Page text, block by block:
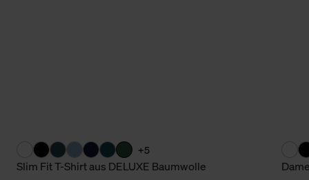
+5
Slim Fit T-Shirt aus DELUXE Baumwolle